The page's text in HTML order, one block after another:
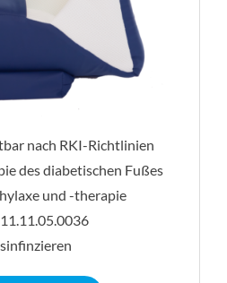
nach RKI-Richtlinien
des diabetischen Fußes
und -therapie